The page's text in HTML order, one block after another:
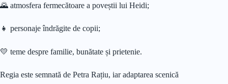
🌄 atmosfera fermecătoare a poveștii lui Heidi;
👧 personaje îndrăgite de copii;
💛 teme despre familie, bunătate și prietenie.
Regia este semnată de Petra Rațiu, iar adaptarea scenică